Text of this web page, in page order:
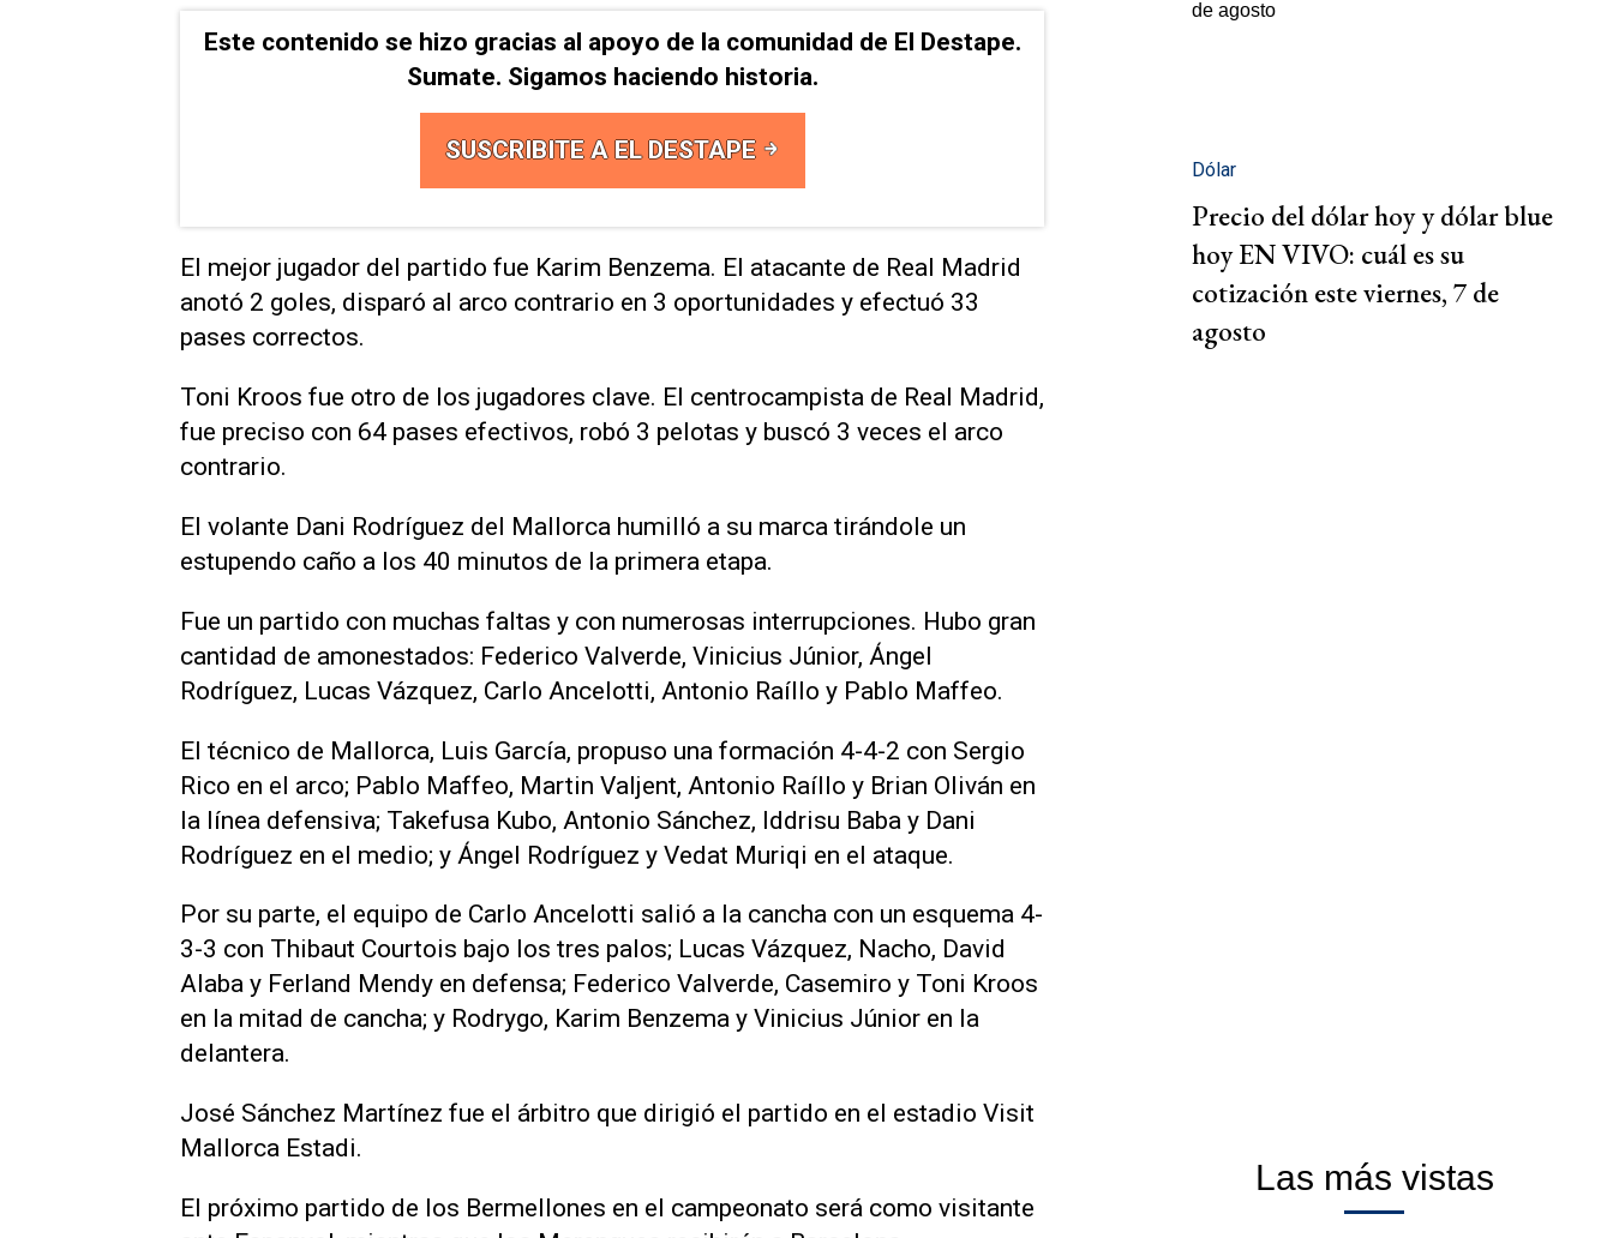
Este contenido se hizo gracias al apoyo de la comunidad de El Destape.
Sumate. Sigamos haciendo historia.
SUSCRIBITE A EL DESTAPE
El mejor jugador del partido fue Karim Benzema. El atacante de Real Madrid
anotó 2 goles, disparó al arco contrario en 3 oportunidades y efectuó 33
pases correctos.
Toni Kroos fue otro de los jugadores clave. El centrocampista de Real Madrid,
fue preciso con 64 pases efectivos, robó 3 pelotas y buscó 3 veces el arco
contrario.
El volante Dani Rodríguez del Mallorca humilló a su marca tirándole un
estupendo caño a los 40 minutos de la primera etapa.
Fue un partido con muchas faltas y con numerosas interrupciones. Hubo gran
cantidad de amonestados: Federico Valverde, Vinicius Júnior, Ángel
Rodríguez, Lucas Vázquez, Carlo Ancelotti, Antonio Raíllo y Pablo Maffeo.
El técnico de Mallorca, Luis García, propuso una formación 4-4-2 con Sergio
Rico en el arco; Pablo Maffeo, Martin Valjent, Antonio Raíllo y Brian Oliván en
la línea defensiva; Takefusa Kubo, Antonio Sánchez, Iddrisu Baba y Dani
Rodríguez en el medio; y Ángel Rodríguez y Vedat Muriqi en el ataque.
Por su parte, el equipo de Carlo Ancelotti salió a la cancha con un esquema 4-
3-3 con Thibaut Courtois bajo los tres palos; Lucas Vázquez, Nacho, David
Alaba y Ferland Mendy en defensa; Federico Valverde, Casemiro y Toni Kroos
en la mitad de cancha; y Rodrygo, Karim Benzema y Vinicius Júnior en la
delantera.
José Sánchez Martínez fue el árbitro que dirigió el partido en el estadio Visit
Mallorca Estadi.
El próximo partido de los Bermellones en el campeonato será como visitante
Dólar
Precio del dólar hoy y dólar blue
hoy EN VIVO: cuál es su
cotización este viernes, 7 de
agosto
Las más vistas